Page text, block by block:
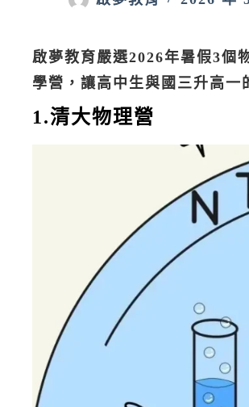
啟夢教育嚴選2026年暑假3個
學營，讓高中生與國三升高
1.清大物理營